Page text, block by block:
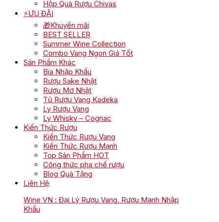
Hộp Quà Rượu Chivas
⚡ƯU ĐÃI
🎁Khuyến mãi
BEST SELLER
Summer Wine Collection
Combo Vang Ngon Giá Tốt
Sản Phẩm Khác
Bia Nhập Khẩu
Rượu Sake Nhật
Rượu Mơ Nhật
Tủ Rượu Vang Kadeka
Ly Rượu Vang
Ly Whisky – Cognac
Kiến Thức Rượu
Kiến Thức Rượu Vang
Kiến Thức Rượu Mạnh
Top Sản Phẩm HOT
Công thức pha chế rượu
Blog Quà Tặng
Liên Hệ
Wine VN : Đại Lý Rượu Vang, Rượu Mạnh Nhập
Khẩu